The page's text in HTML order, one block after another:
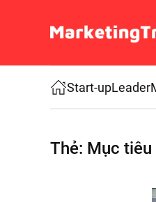
Skip to main content
Start-upLeader
Thẻ: Mục tiêu